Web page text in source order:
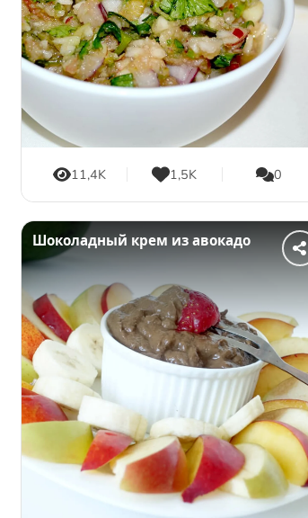
11,4K 1,5K 0
Шоколадный крем из авокадо